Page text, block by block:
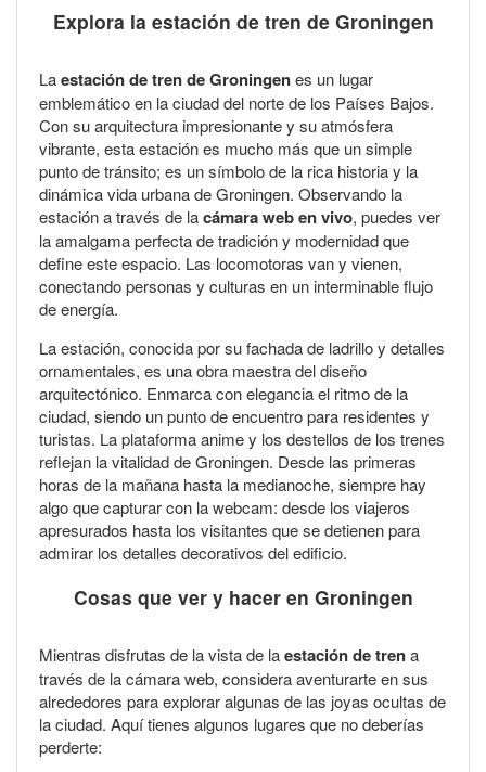
Explora la estación de tren de Groningen
Laestación de tren de Groningenes un lugar
emblemático en la ciudad del norte de los Países Bajos.
Con su arquitectura impresionante y su atmósfera
vibrante, esta estación es mucho más que un simple
punto de tránsito; es un símbolo de la rica historia y la
dinámica vida urbana de Groningen. Observando la
estación a través de lacámara web en vivo, puedes ver
la amalgama perfecta de tradición y modernidad que
define este espacio. Las locomotoras van y vienen,
conectando personas y culturas en un interminable flujo
de energía.
La estación, conocida por su fachada de ladrillo y detalles
ornamentales, es una obra maestra del diseño
arquitectónico. Enmarca con elegancia el ritmo de la
ciudad, siendo un punto de encuentro para residentes y
turistas. La plataforma anime y los destellos de los trenes
reflejan la vitalidad de Groningen. Desde las primeras
horas de la mañana hasta la medianoche, siempre hay
algo que capturar con la webcam: desde los viajeros
apresurados hasta los visitantes que se detienen para
admirar los detalles decorativos del edificio.
Cosas que ver y hacer en Groningen
Mientras disfrutas de la vista de laestación de trena
través de la cámara web, considera aventurarte en sus
alrededores para explorar algunas de las joyas ocultas de
la ciudad. Aquí tienes algunos lugares que no deberías
perderte: